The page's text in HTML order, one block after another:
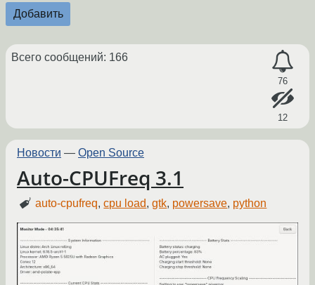
Добавить
76
12
Всего сообщений: 166
Новости — Open Source
Auto-CPUFreq 3.1
auto-cpufreq,cpu load,gtk, powersave, python